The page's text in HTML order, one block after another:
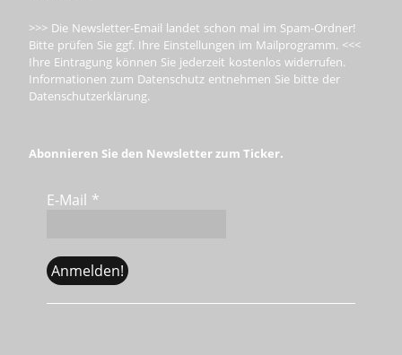
>>> Die Newsletter-Email landet schon mal im Spam-Ordner!
Bitte prüfen Sie ggf. Ihre Einstellungen im Mailprogramm. <<<
Ihre Eintragung können Sie jederzeit kostenlos widerrufen.
Informationen zum Datenschutz entnehmen Sie bitte der
Datenschutzerklärung.
Abonnieren Sie den Newsletter zum Ticker.
E-Mail *